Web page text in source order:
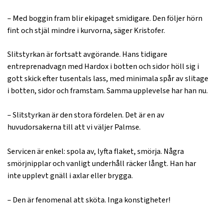
– Med boggin fram blir ekipaget smidigare. Den följer hörn
fint och stjäl mindre i kurvorna, säger Kristofer.
Slitstyrkan är fortsatt avgörande. Hans tidigare
entreprenadvagn med Hardox i botten och sidor höll sig i
gott skick efter tusentals lass, med minimala spår av slitage
i botten, sidor och framstam. Samma upplevelse har han nu.
– Slitstyrkan är den stora fördelen. Det är en av
huvudorsakerna till att vi väljer Palmse.
Servicen är enkel: spola av, lyfta flaket, smörja. Några
smörjnipplar och vanligt underhåll räcker långt. Han har
inte upplevt gnäll i axlar eller brygga.
– Den är fenomenal att sköta. Inga konstigheter!